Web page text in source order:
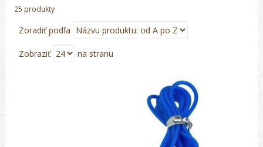
25 produkty
Zoradiť podľa
Zobraziť na stranu